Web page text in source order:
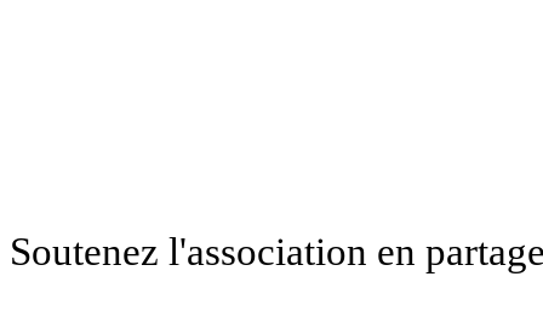
Soutenez l'association en